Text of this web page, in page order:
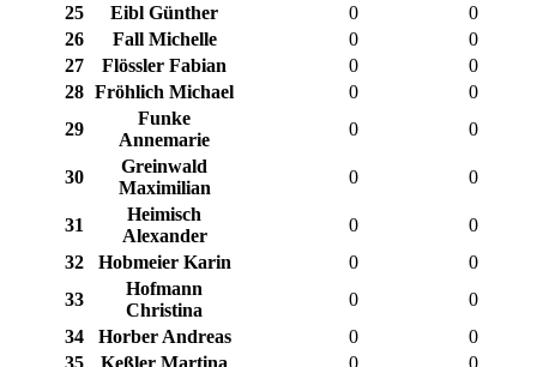
25
Eibl Günther 0
0
26
Fall Michelle 0
0
27
Flössler Fabian 0
0
28 Fröhlich Michael 0
0
29
Funke
Annemarie
0 0
30
Greinwald
Maximilian
0 0
31
Heimisch
Alexander
0
0
32
Hobmeier Karin 0
0
33
Hofmann
Christina
0
0
34
Horber Andreas 0
0
35
Keßler Martina 0
0